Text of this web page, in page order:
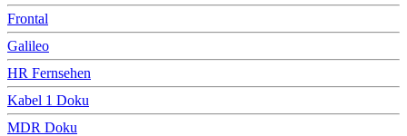
Frontal
Galileo
HR Fernsehen
Kabel 1 Doku
MDR Doku